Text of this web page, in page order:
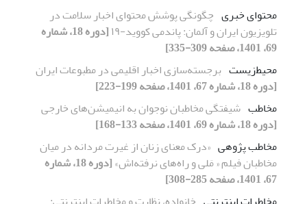
محتوای خبری چگونگی پوشش محتوای اخبار سلامت در
تلویزیون ایران و آلمان: پاندمی کووید-۱۹
[دوره 18، شماره
69، 1401، صفحه 309-335]
محیط‌زیست برجسته‌سازی اخبار اقلیمی در مطبوعات ایران
[دوره 18، شماره 67، 1401، صفحه 199-223]
مخاطب شیفتگی مخاطبان نوجوان به انیمیشن‌های خارجی
[دوره 18، شماره 69، 1401، صفحه 133-168]
مخاطب پژوهی «درک معنای زنان از غیرت مردانه در میان
مخاطبان فیلم « مَلی و راه‌های نرفته‌اش»
[دوره 18، شماره
67، 1401، صفحه 285-308]